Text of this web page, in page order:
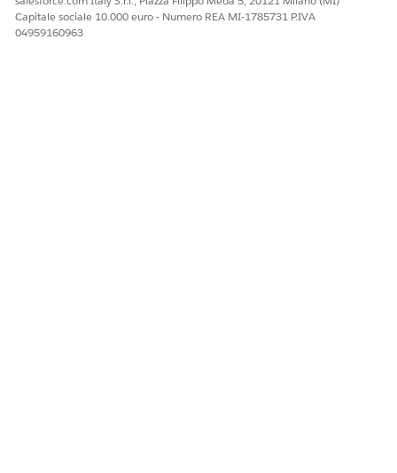
Capitale sociale 10.000 euro - Numero REA MI-1785731 P.IVA
04959160963